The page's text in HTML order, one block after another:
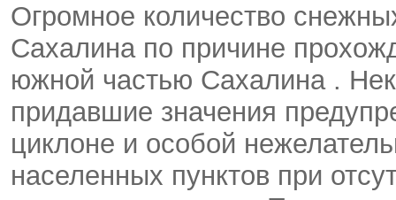
Огромное количество
Сахалина по причине
южной частью Сахалина .
придавшие значения
циклоне и особой
населенных пунктов при